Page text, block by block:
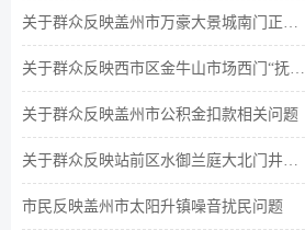
关于群众反映盖州市万豪大景城南门正门口井盖破损事宜
关于群众反映西市区金牛山市场西门“抚顺食杂超市”道边井盖塌陷问题
关于群众反映盖州市公积金扣款相关问题
关于群众反映站前区水御兰庭大北门井盖问题
市民反映盖州市太阳升镇噪音扰民问题